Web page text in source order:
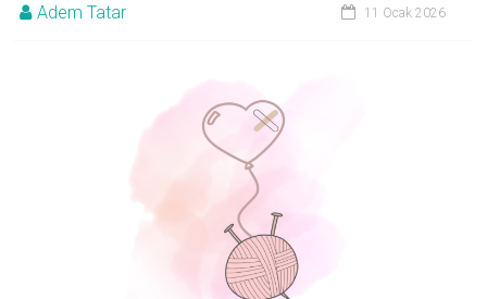
Adem Tatar 11 Ocak 2026